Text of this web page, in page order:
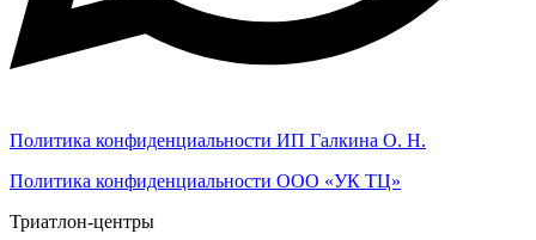
Политика конфиденциальности ИП Галкина О. Н.
Политика конфиденциальности ООО «УК ТЦ»
Триатлон-центры